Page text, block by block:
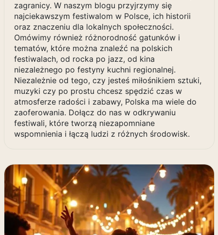
zagranicy. W naszym blogu przyjrzymy się
najciekawszym festiwalom w Polsce, ich historii
oraz znaczeniu dla lokalnych społeczności.
Omówimy również różnorodność gatunków i
tematów, które można znaleźć na polskich
festiwalach, od rocka po jazz, od kina
niezależnego po festyny kuchni regionalnej.
Niezależnie od tego, czy jesteś miłośnikiem sztuki,
muzyki czy po prostu chcesz spędzić czas w
atmosferze radości i zabawy, Polska ma wiele do
zaoferowania. Dołącz do nas w odkrywaniu
festiwali, które tworzą niezapomniane
wspomnienia i łączą ludzi z różnych środowisk.